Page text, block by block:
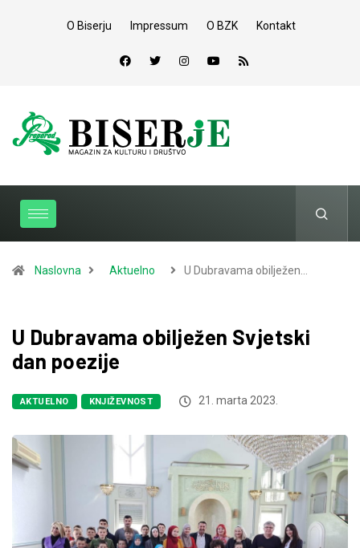
O Biserju Impressum O BZK Kontakt
Naslovna Aktuelno U Dubravama obilježen…
U Dubravama obilježen Svjetski
dan poezije
AKTUELNO KNJIŽEVNOST 21. marta 2023.